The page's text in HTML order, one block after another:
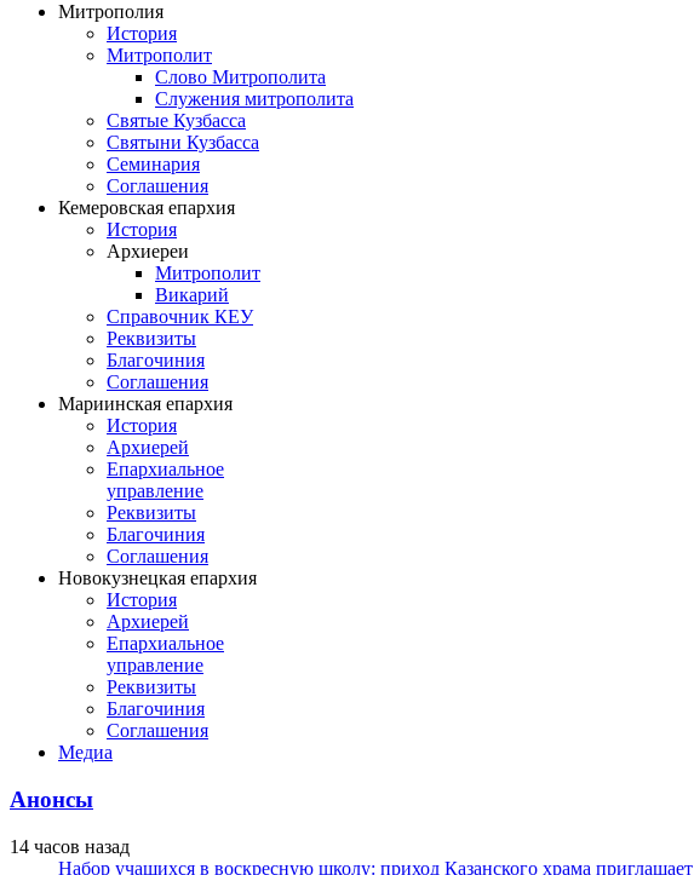
Митрополия
История
Митрополит
Слово Митрополита
Служения митрополита
Святые Кузбасса
Святыни Кузбасса
Семинария
Соглашения
Кемеровская епархия
История
Архиереи
Митрополит
Викарий
Справочник КЕУ
Реквизиты
Благочиния
Соглашения
Мариинская епархия
История
Архиерей
Епархиальное
управление
Реквизиты
Благочиния
Соглашения
Новокузнецкая епархия
История
Архиерей
Епархиальное
управление
Реквизиты
Благочиния
Соглашения
Медиа
Анонсы
14 часов назад
Набор учащихся в воскресную школу: приход Казанского храма приглашает